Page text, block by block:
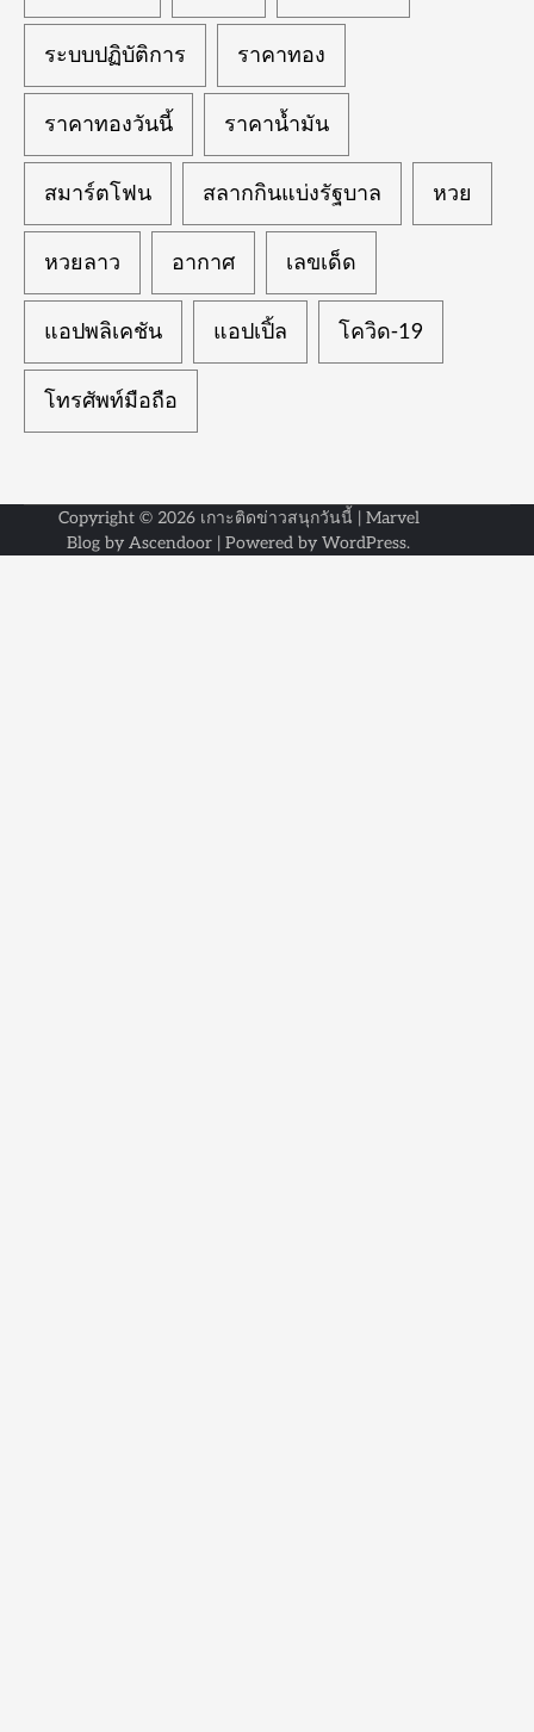
ระบบปฏิบัติการ ราคาทอง
ราคาทองวันนี้ ราคาน้ำมัน
สมาร์ตโฟน สลากกินแบ่งรัฐบาล หวย
หวยลาว อากาศ เลขเด็ด
แอปพลิเคชัน แอปเปิ้ล โควิด-19
โทรศัพท์มือถือ
Copyright © 2026 เกาะติดข่าวสนุกวันนี้ | Marvel
Blog by Ascendoor | Powered by WordPress.